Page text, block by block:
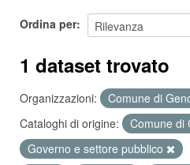
Ordina per
1 dataset trovato
Organizzazioni:
Comune di
Cataloghi di origine:
Comune di
Governo e settore pubblico